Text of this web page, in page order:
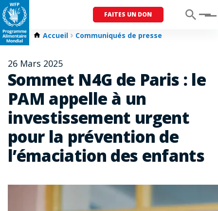
FAITES UN DON Menu
Accueil Communiqués de presse
26 Mars 2025
Sommet N4G de Paris : le
PAM appelle à un
investissement urgent
pour la prévention de
l’émaciation des enfants